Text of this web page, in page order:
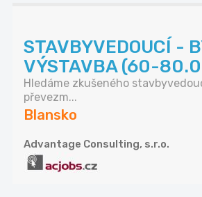
STAVBYVEDOUCÍ -
VÝSTAVBA (60-
Hledáme zkušeného
převezm...
Blansko
Advantage Consulting, s.r.o.